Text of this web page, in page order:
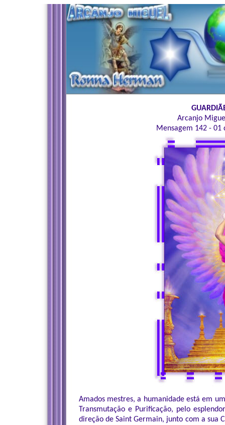
Arcanjo
Mensagem 142 - 01
Amados mestres, a humanidade está em
Transmutação e Purificação, pelo
direção de Saint Germain, junto com a sua